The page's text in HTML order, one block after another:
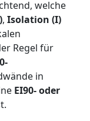
welche
, Isolation (I)
Regel für
in
EI90- oder